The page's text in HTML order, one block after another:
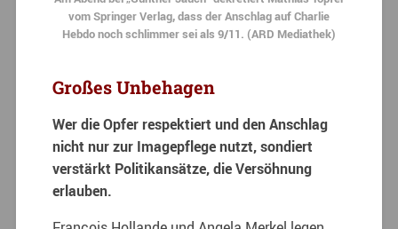
vom Springer Verlag, dass der Anschlag auf Charlie
Hebdo noch schlimmer sei als 9/11. (ARD Mediathek)
Großes Unbehagen
Wer die Opfer respektiert und den Anschlag
nicht nur zur Imagepflege nutzt, sondiert
verstärkt Politikansätze, die Versöhnung
erlauben.